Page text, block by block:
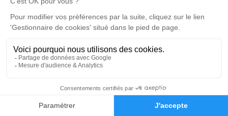
Faire-part Hommages
mardi 10 mars 2020 à 14h30
Église Saint Léonard d'Angers
359 rue Saint-Léonard